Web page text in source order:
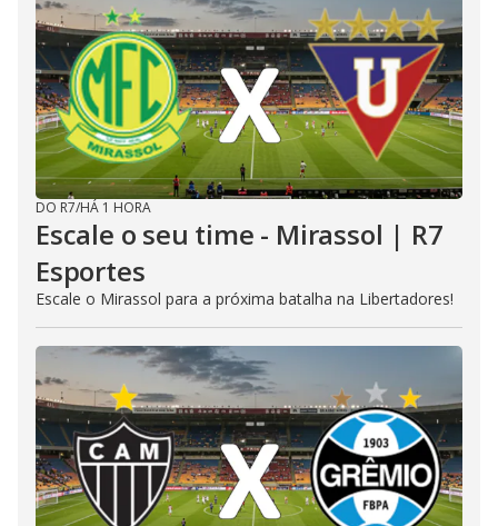
DO R7/HÁ 1 HORA
Escale o seu time - Mirassol | R7
Esportes
Escale o Mirassol para a próxima batalha na Libertadores!